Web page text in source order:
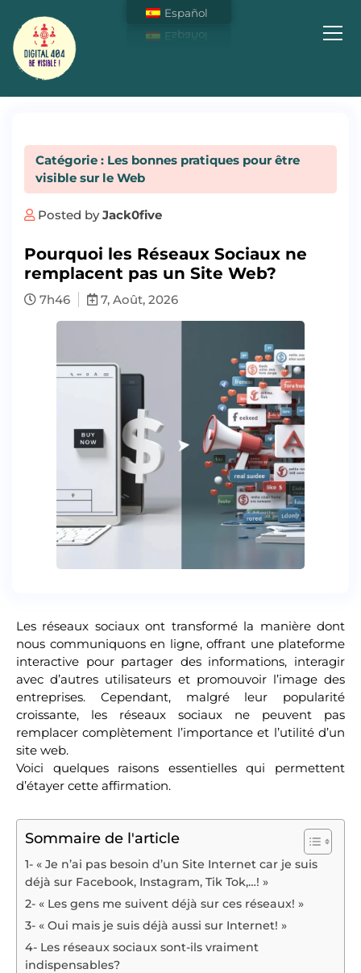
Catégorie : Les bonnes pratiques pour être
visible sur le Web
Posted byJack0five
Pourquoi les Réseaux Sociaux ne
remplacent pas un Site Web?
7h46 7, Août, 2026
Les réseaux sociaux ont transformé la manière dont
nous communiquons en ligne, offrant une plateforme
interactive pour partager des informations, interagir
avec d’autres utilisateurs et promouvoir l’image des
entreprises. Cependant, malgré leur popularité
croissante, les réseaux sociaux ne peuvent pas
remplacer complètement l’importance et l’utilité d’un
site web.
Voici quelques raisons essentielles qui permettent
d’étayer cette affirmation.
Sommaire de l'article
1- « Je n’ai pas besoin d’un Site Internet car je suis
déjà sur Facebook, Instagram, Tik Tok,…! »
2- « Les gens me suivent déjà sur ces réseaux! »
3- « Oui mais je suis déjà aussi sur Internet! »
4- Les réseaux sociaux sont-ils vraiment
indispensables?
Español